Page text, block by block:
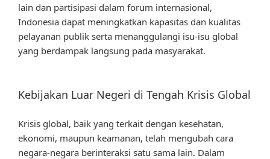
lain dan partisipasi dalam forum internasional,
Indonesia dapat meningkatkan kapasitas dan kualitas
pelayanan publik serta menanggulangi isu-isu global
yang berdampak langsung pada masyarakat.
Kebijakan Luar Negeri di Tengah Krisis Global
Krisis global, baik yang terkait dengan kesehatan,
ekonomi, maupun keamanan, telah mengubah cara
negara-negara berinteraksi satu sama lain. Dalam